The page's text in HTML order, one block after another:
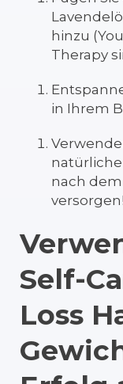
hinzu
Therapy
in Ihrem
nach
versorgen!
Self-
Loss